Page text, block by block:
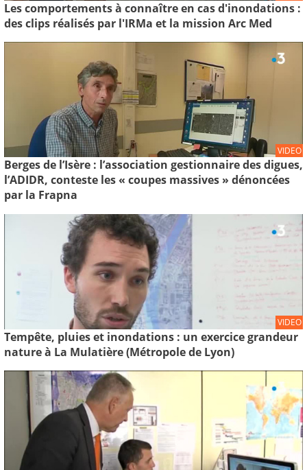
Les comportements à connaître en cas d'inondations :
des clips réalisés par l'IRMa et la mission Arc Med
VIDEO
Berges de l’Isère : l’association gestionnaire des digues,
l’ADIDR, conteste les « coupes massives » dénoncées
par la Frapna
VIDEO
Tempête, pluies et inondations : un exercice grandeur
nature à La Mulatière (Métropole de Lyon)